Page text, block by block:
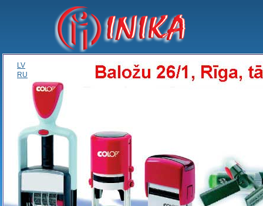
LV
RU